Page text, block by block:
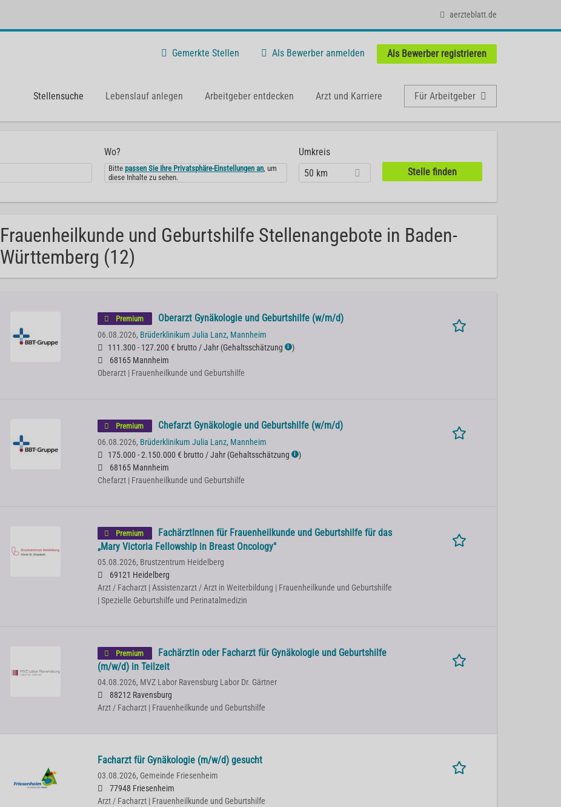
aerzteblatt.de
Gemerkte Stellen Als Bewerber anmelden Als Bewerber registrieren
Stellensuche Lebenslauf anlegen Arbeitgeber entdecken Arzt und Karriere Für Arbeitgeber
Wo?
Bittepassen Sie Ihre Privatsphäre-Einstellungen an, um
diese Inhalte zu sehen.
Umkreis
50 km
Frauenheilkunde und Geburtshilfe Stellenangebote in Baden-
Württemberg (12)
Premium Oberarzt Gynäkologie und Geburtshilfe (w/m/d)
06.08.2026, Brüderklinikum Julia Lanz, Mannheim
111.300 - 127.200 € brutto / Jahr (Gehaltsschätzung ℹ )
68165 Mannheim
Oberarzt | Frauenheilkunde und Geburtshilfe
Premium Chefarzt Gynäkologie und Geburtshilfe (w/m/d)
06.08.2026, Brüderklinikum Julia Lanz, Mannheim
175.000 - 2.150.000 € brutto / Jahr (Gehaltsschätzung ℹ )
68165 Mannheim
Chefarzt | Frauenheilkunde und Geburtshilfe
Premium
FachärztInnen für Frauenheilkunde und Geburtshilfe für das
„Mary Victoria Fellowship in Breast Oncology"
05.08.2026, Brustzentrum Heidelberg
69121 Heidelberg
Arzt / Facharzt | Assistenzarzt / Arzt in Weiterbildung | Frauenheilkunde und Geburtshilfe
| Spezielle Geburtshilfe und Perinatalmedizin
Premium
Fachärztin oder Facharzt für Gynäkologie und Geburtshilfe
(m/w/d) in Teilzeit
04.08.2026, MVZ Labor Ravensburg Labor Dr. Gärtner
88212 Ravensburg
Arzt / Facharzt | Frauenheilkunde und Geburtshilfe
Facharzt für Gynäkologie (m/w/d) gesucht
03.08.2026, Gemeinde Friesenheim
77948 Friesenheim
Arzt / Facharzt | Frauenheilkunde und Geburtshilfe